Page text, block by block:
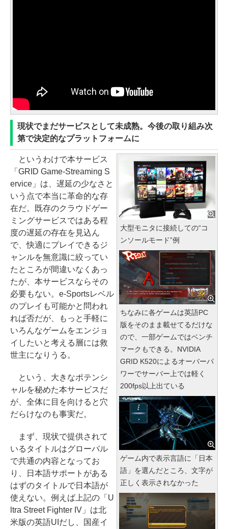
現状でまだサービスとして未成熟。今後の取り組み次
第で決定的なプラットフォームに
大型モニタに接続しての“コ
ンソールモード”例
ちなみに各ゲームは英語PC
版をそのまま載せてるだけな
ので、一部ゲームではベンチ
マークもできる。NVIDIA
GRID K520によるオーバーパ
ワーでサーバー上では軽く
200fps以上出ている
ゲーム内で表示言語に「日本
語」を選んだところ、文字が
正しく表示されなかった
というわけで本サービス
「GRID Game-Streaming S
ervice」は、遅延の少なさと
いう点で本当に革命的な存
在だ。既存のクラウドゲー
ミングサービスではある程
度の遅延の存在を見込ん
で、快適にプレイできるジ
ャンルを無意識に絞ってい
たところが間違いなくあっ
たが、本サービスならその
必要もない。e-Sportsレベル
のプレイも可能かと問われ
れば否だが、もっと手軽に
いろんなゲームをエンジョ
イしたいと考える層には救
世主になりうる。
という、大きなポテンシ
ャルを秘めた本サービスだ
が、全体に目を向けると穴
だらけなのも事実だ。
まず、現状で提供されて
いるタイトルはグローバル
で共通の内容となってお
り、日本語サポートがある
はずのタイトルで日本語が
使えない。例えば上記の「U
ltra Street Fighter IV」は北
米版の英語UIだし、国産イ